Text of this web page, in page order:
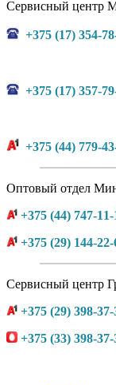
Сервисный центр
+375 (17) 354-
+375 (17) 357-
+375 (44) 779-
Оптовый отдел
+375 (44) 747-11-
+375 (29) 144-22-
Сервисный центр
+375 (29) 398-37-
+375 (33) 398-37-